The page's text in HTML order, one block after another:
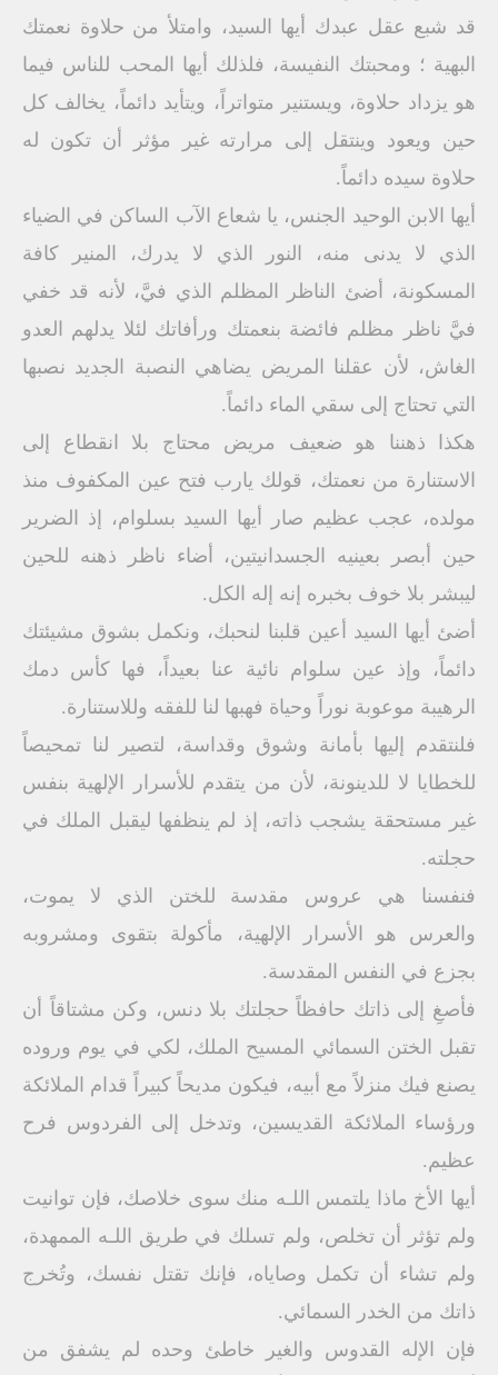
قد شبع عقل عبدك أيها السيد، وامتلأ من حلاوة نعمتك
البهية ؛ ومحبتك النفيسة، فلذلك أيها المحب للناس فيما
هو يزداد حلاوة، ويستنير متواتراً، ويتأيد دائماً، يخالف كل
حين ويعود وينتقل إلى مرارته غير مؤثر أن تكون له
حلاوة سيده دائماً.
أيها الابن الوحيد الجنس، يا شعاع الآب الساكن في الضياء
الذي لا يدنى منه، النور الذي لا يدرك، المنير كافة
المسكونة، أضئ الناظر المظلم الذي فيَّ، لأنه قد خفي
فيَّ ناظر مظلم فائضة بنعمتك ورأفاتك لئلا يدلهم العدو
الغاش، لأن عقلنا المريض يضاهي النصبة الجديد نصبها
التي تحتاج إلى سقي الماء دائماً.
هكذا ذهننا هو ضعيف مريض محتاج بلا انقطاع إلى
الاستنارة من نعمتك، قولك يارب فتح عين المكفوف منذ
مولده، عجب عظيم صار أيها السيد بسلوام، إذ الضرير
حين أبصر بعينيه الجسدانيتين، أضاء ناظر ذهنه للحين
ليبشر بلا خوف بخبره إنه إله الكل.
أضئ أيها السيد أعين قلبنا لنحبك، ونكمل بشوق مشيئتك
دائماً، وإذ عين سلوام نائية عنا بعيداً، فها كأس دمك
الرهيبة موعوبة نوراً وحياة فهبها لنا للفقه وللاستنارة.
فلنتقدم إليها بأمانة وشوق وقداسة، لتصير لنا تمحيصاً
للخطايا لا للدينونة، لأن من يتقدم للأسرار الإلهية بنفس
غير مستحقة يشجب ذاته، إذ لم ينظفها ليقبل الملك في
حجلته.
فنفسنا هي عروس مقدسة للختن الذي لا يموت،
والعرس هو الأسرار الإلهية، مأكولة بتقوى ومشروبه
بجزع في النفس المقدسة.
فأصغِ إلى ذاتك حافظاً حجلتك بلا دنس، وكن مشتاقاً أن
تقبل الختن السمائي المسيح الملك، لكي في يوم وروده
يصنع فيك منزلاً مع أبيه، فيكون مديحاً كبيراً قدام الملائكة
ورؤساء الملائكة القديسين، وتدخل إلى الفردوس فرح
عظيم.
أيها الأخ ماذا يلتمس اللـه منك سوى خلاصك، فإن توانيت
ولم تؤثر أن تخلص، ولم تسلك في طريق اللـه الممهدة،
ولم تشاء أن تكمل وصاياه، فإنك تقتل نفسك، وتُخرج
ذاتك من الخدر السمائي.
فإن الإله القدوس والغير خاطئ وحده لم يشفق من